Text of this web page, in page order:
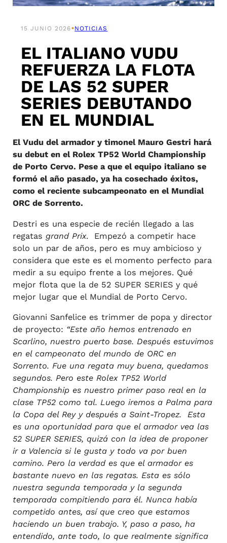
15 JUNIO 2026•NOTICIAS
EL ITALIANO VUDU
REFUERZA LA FLOTA
DE LAS 52 SUPER
SERIES DEBUTANDO
EN EL MUNDIAL
El Vudu del armador y timonel Mauro Gestri hará
su debut en el Rolex TP52 World Championship
de Porto Cervo. Pese a que el equipo italiano se
formó el año pasado, ya ha cosechado éxitos,
como el reciente subcampeonato en el Mundial
ORC de Sorrento.
Destri es una especie de recién llegado a las
regatas grand Prix. Empezó a competir hace
solo un par de años, pero es muy ambicioso y
considera que este es el momento perfecto para
medir a su equipo frente a los mejores. Qué
mejor flota que la de 52 SUPER SERIES y qué
mejor lugar que el Mundial de Porto Cervo.
Giovanni Sanfelice es trimmer de popa y director
de proyecto: “Este año hemos entrenado en
Scarlino, nuestro puerto base. Después estuvimos
en el campeonato del mundo de ORC en
Sorrento. Fue una regata muy buena, quedamos
segundos. Pero este Rolex TP52 World
Championship es nuestro primer paso real en la
clase TP52 como tal. Luego iremos a Palma para
la Copa del Rey y después a Saint-Tropez. Esta
es una oportunidad para que el armador vea las
52 SUPER SERIES, quizá con la idea de proponer
ir a Valencia si le gusta y todo va por buen
camino. Pero la verdad es que el armador es
bastante nuevo en las regatas. Esta es sólo
nuestra segunda temporada y la segunda
temporada compitiendo para él. Nunca había
competido antes, así que creo que estamos
haciendo un buen trabajo. Y, paso a paso, ha
entendido, ante todo, lo que realmente significa